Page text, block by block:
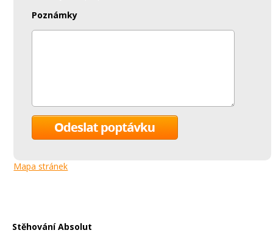
Poznámky
Mapa stránek
Stěhování Absolut